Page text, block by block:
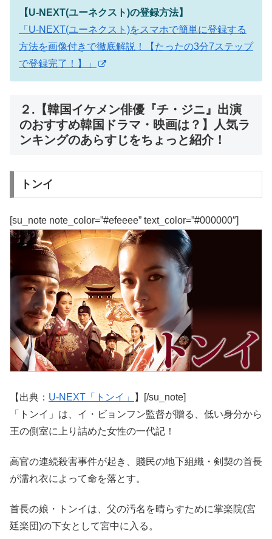
【U-NEXT(ユーネクスト)の登録方法】
「U-NEXT(ユーネクスト)をスマホで簡単に登録する
方法を画像付きで徹底解説！【たったの3分7ステップ
で登録完了！】」
２.【韓国イケメン俳優『チ・ジニ』出演
のおすすめ韓国ドラマ・映画は？】人気ラ
ンキングのあらすじをちょっと紹介！
トンイ
[su_note note_color=”#efeeee” text_color=”#000000″]
【出典： U-NEXT「トンイ」
】[/su_note]
「トンイ」は、イ・ビョンフン監督が贈る、低い身分から
王の側室に上り詰めた女性の一代記！
高官の連続殺害事件が起き、賤民の地下組織・剣契の首長
が濡れ衣によって命を落とす。
首長の娘・トンイは、父の汚名を晴らすために掌楽院(宮
廷楽団)の下女として宮中に入る。